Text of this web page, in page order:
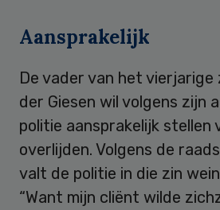
Aansprakelijk
De vader van het vierjarige
der Giesen wil volgens zijn
politie aansprakelijk stellen
overlijden. Volgens de
valt de politie in die zin
“Want mijn cliënt wilde